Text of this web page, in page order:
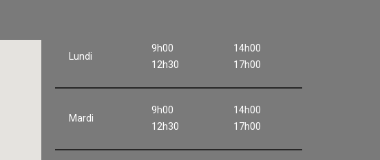
Lundi
9h00
12h30
14h00
17h00
Mardi
9h00
12h30
14h00
17h00